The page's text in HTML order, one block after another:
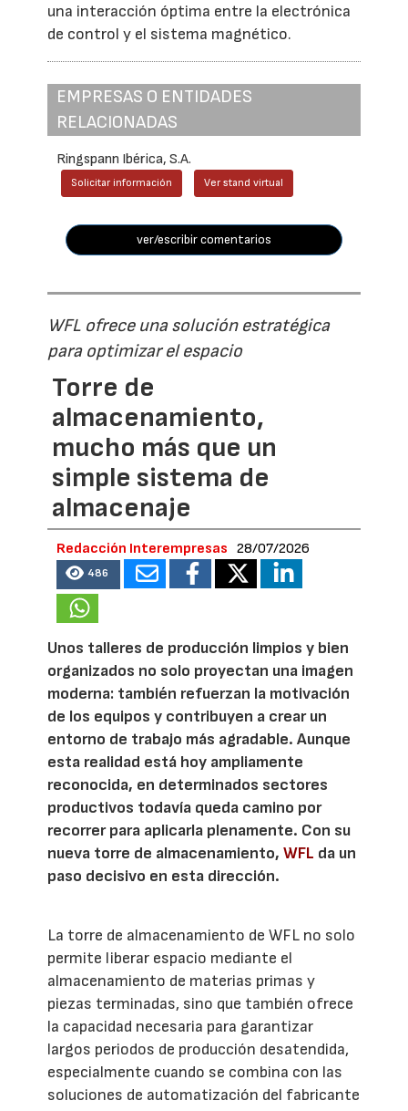
una interacción óptima entre la electrónica
de control y el sistema magnético.
EMPRESAS O ENTIDADES
RELACIONADAS
Ringspann Ibérica, S.A.
Solicitar información Ver stand virtual
ver/escribir comentarios
WFL ofrece una solución estratégica
para optimizar el espacio
Torre de
almacenamiento,
mucho más que un
simple sistema de
almacenaje
Redacción Interempresas 28/07/2026
486
Unos talleres de producción limpios y bien
organizados no solo proyectan una imagen
moderna: también refuerzan la motivación
de los equipos y contribuyen a crear un
entorno de trabajo más agradable. Aunque
esta realidad está hoy ampliamente
reconocida, en determinados sectores
productivos todavía queda camino por
recorrer para aplicarla plenamente. Con su
nueva torre de almacenamiento,WFL da un
paso decisivo en esta dirección.
La torre de almacenamiento de WFL no solo
permite liberar espacio mediante el
almacenamiento de materias primas y
piezas terminadas, sino que también ofrece
la capacidad necesaria para garantizar
largos periodos de producción desatendida,
especialmente cuando se combina con las
soluciones de automatización del fabricante